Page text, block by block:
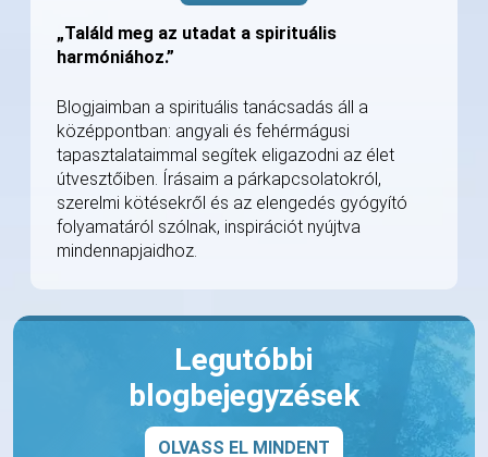
„Találd meg az utadat a spirituális
harmóniához.”
Blogjaimban a spirituális tanácsadás áll a
középpontban: angyali és fehérmágusi
tapasztalataimmal segítek eligazodni az élet
útvesztőiben. Írásaim a párkapcsolatokról,
szerelmi kötésekről és az elengedés gyógyító
folyamatáról szólnak, inspirációt nyújtva
mindennapjaidhoz.
Legutóbbi
blogbejegyzések
OLVASS EL MINDENT